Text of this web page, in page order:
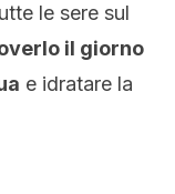
le sere sul
il giorno
e idratare la